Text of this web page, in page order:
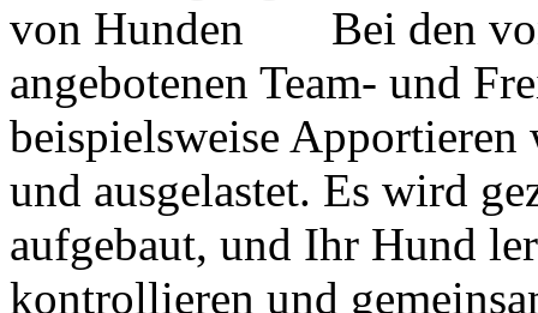
Bei den
angebotenen Team- und
beispielsweise
und ausgelastet. Es wird
aufgebaut, und Ihr Hund
kontrollieren und